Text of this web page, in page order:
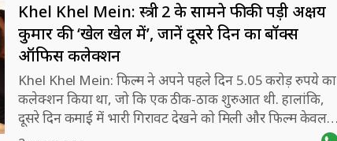
Khel Khel Mein: स्त्री 2 के सामने फीकी पड़ी अक्षय
कुमार की ‘खेल खेल में’, जानें दूसरे दिन का बॉक्स
ऑफिस कलेक्शन
Khel Khel Mein: फिल्म ने अपने पहले दिन 5.05 करोड़ रुपये का
कलेक्शन किया था, जो कि एक ठीक-ठाक शुरुआत थी. हालांकि,
दूसरे दिन कमाई में भारी गिरावट देखने को मिली और फिल्म केवल
1.90 करोड़ रुपये ही जुटा पाई.